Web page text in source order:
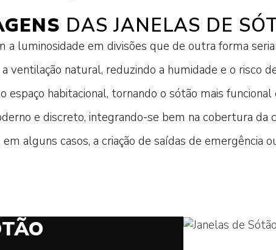
ESTORES
ESTORES DE
ESTORES
ESTORES
ESTEIRAS
DAS JANELAS DE
a luminosidade em divisões que de outra forma
ventilação natural, reduzindo a humidade e o risco
espaço habitacional, tornando o sótão mais
e discreto, integrando-se bem na cobertura da
alguns casos, a criação de saídas de emergência